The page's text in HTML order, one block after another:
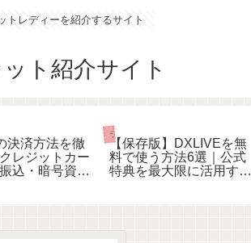
トレディーを紹介するサイト
れこれ
決済方法を徹
レジットカー
込・暗号資産
ライブチャットあれこれ
【保存版】DXLIVEを無
料で使う方法6選｜公式
特典を最大限に活用する